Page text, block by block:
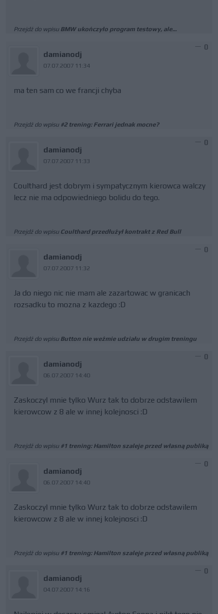
Przejdź do wpisu BMW ukończyło program testowy, ale...
damianodj
07.07.2007 11:34
0
ma ten sam co we francji chyba
Przejdź do wpisu #2 trening: Ferrari jednak mocne?
damianodj
07.07.2007 11:33
0
Coulthard jest dobrym i sympatycznym kierowca walczy
lecz nie ma odpowiedniego bolidu do tego.
Przejdź do wpisu Coulthard przedłużył kontrakt z Red Bull
damianodj
07.07.2007 11:32
0
Ja do niego nic nie mam ale zazartowac w granicach
rozsadku to mozna z kazdego :D
Przejdź do wpisu Button nie weźmie udziału w drugim treningu
damianodj
06.07.2007 14:40
0
Zaskoczyl mnie tylko Wurz tak to dobrze odstawilem
kierowcow z 8 ale w innej kolejnosci :D
Przejdź do wpisu #1 trening: Hamilton szaleje przed własną publiką
damianodj
06.07.2007 14:40
0
Zaskoczyl mnie tylko Wurz tak to dobrze odstawilem
kierowcow z 8 ale w innej kolejnosci :D
Przejdź do wpisu #1 trening: Hamilton szaleje przed własną publiką
damianodj
04.07.2007 14:16
0